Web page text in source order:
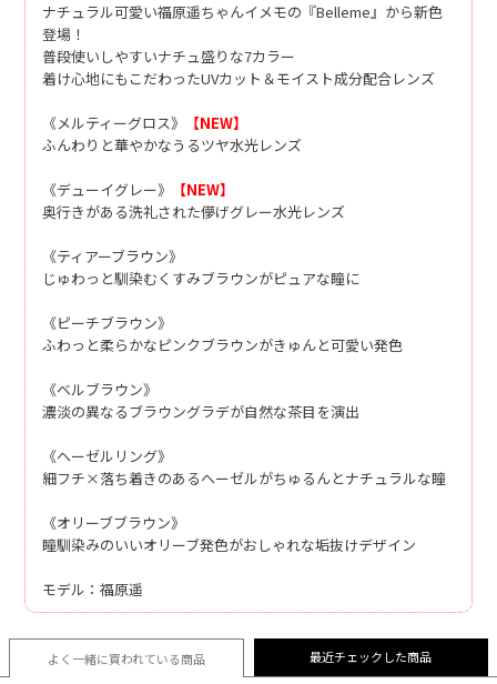
ナチュラル可愛い福原遥ちゃんイメモの『Belleme』から新色
登場！
普段使いしやすいナチュ盛りな7カラー
着け心地にもこだわったUVカット＆モイスト成分配合レンズ
《メルティーグロス》
【NEW】
ふんわりと華やかなうるツヤ水光レンズ
《デューイグレー》
【NEW】
奥行きがある洗礼された儚げグレー水光レンズ
《ティアーブラウン》
じゅわっと馴染むくすみブラウンがピュアな瞳に
《ピーチブラウン》
ふわっと柔らかなピンクブラウンがきゅんと可愛い発色
《ベルブラウン》
濃淡の異なるブラウングラデが自然な茶目を演出
《ヘーゼルリング》
細フチ×落ち着きのあるヘーゼルがちゅるんとナチュラルな瞳
《オリーブブラウン》
瞳馴染みのいいオリーブ発色がおしゃれな垢抜けデザイン
モデル：福原遥
よく一緒に買われている商品 最近チェックした商品